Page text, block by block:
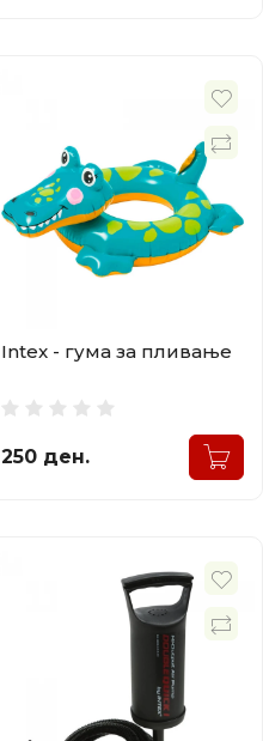
Intex - гума за пливање
250 ден.